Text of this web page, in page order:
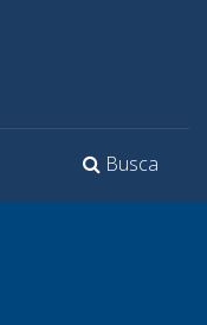
Toggle
Busca